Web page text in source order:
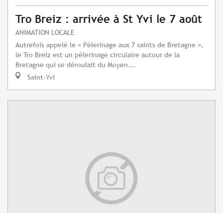
Tro Breiz : arrivée à St Yvi le 7 août
ANIMATION LOCALE
Autrefois appelé le « Pèlerinage aux 7 saints de Bretagne »,
le Tro Breiz est un pèlerinage circulaire autour de la
Bretagne qui se déroulait du Moyen...
Saint-Yvi